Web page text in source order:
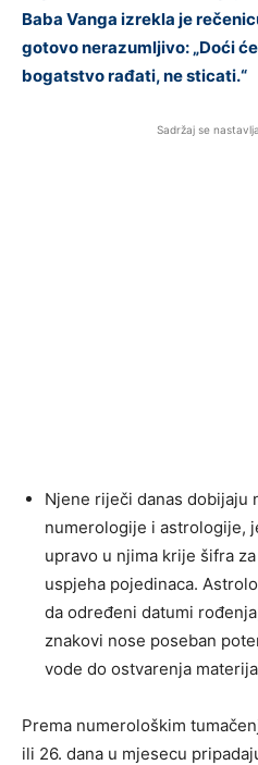
Baba Vanga izrekla je
gotovo nerazumljivo: „Doći
bogatstvo rađati, ne sticati.“
Sadržaj se
Njene riječi danas dobijaju
numerologije i astrologije,
upravo u njima krije šifra
uspjeha pojedinaca.
da određeni datumi
znakovi nose poseban
vode do ostvarenja
Prema numerološkim
ili 26. dana u mjesecu